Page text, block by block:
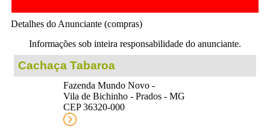
Detalhes do Anunciante (compras)
Informações sob inteira responsabilidade do anunciante.
Cachaça Tabaroa
Fazenda Mundo Novo -
Vila de Bichinho - Prados - MG
CEP 36320-000